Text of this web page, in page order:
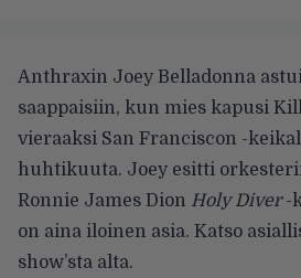
Anthraxin Joey Belladonna
saappaisiin, kun mies kapusi
vieraaksi San Franciscon -
huhtikuuta. Joey esitti
Ronnie James Dion Holy Diver-
on aina iloinen asia. Katso
show’sta alta.